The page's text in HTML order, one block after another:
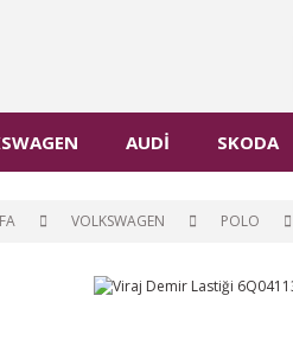
AUDİ SKODA
VOLKSWAGEN POLO